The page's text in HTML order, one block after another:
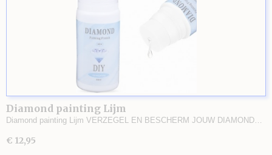
Diamond painting Lijm
Diamond painting Lijm VERZEGEL EN BESCHERM JOUW DIAMOND…
€ 12,95